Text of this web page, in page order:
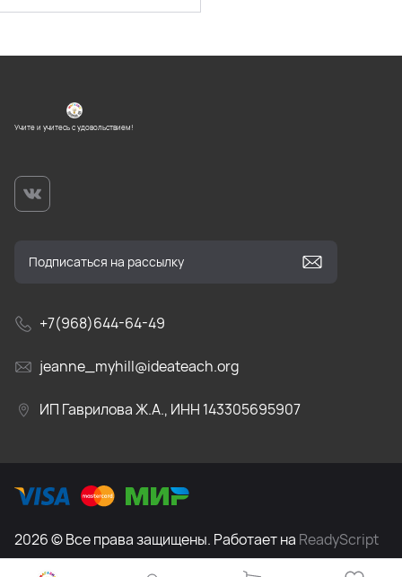
Учите и учитесь с удовольствием!
+7(968)644-64-49
jeanne_myhill@ideateach.org
ИП Гаврилова Ж.А., ИНН 143305695907
2026 © Все права защищены. Работает на ReadyScript